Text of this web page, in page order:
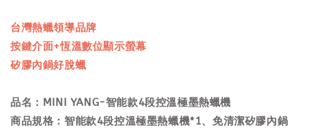
台灣熱蠟領導品牌
按鍵介面+恆溫數位顯示螢幕
矽膠內鍋好脫蠟
品名：MINI YANG-智能款4段控溫極墨熱蠟機
商品規格：智能款4段控溫極墨熱蠟機*1、免清潔矽膠內鍋